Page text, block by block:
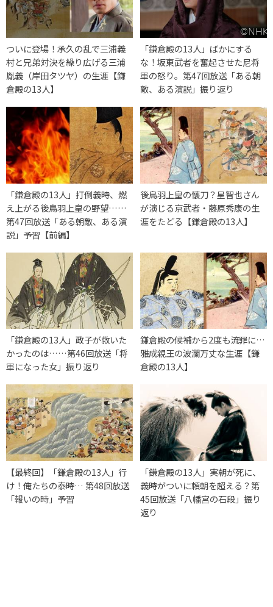
ついに登場！承久の乱で三浦義
村と兄弟対決を繰り広げる三浦
胤義（岸田タツヤ）の生涯【鎌
倉殿の13人】
「鎌倉殿の13人」ばかにする
な！坂東武者を奮起させた尼将
軍の怒り。第47回放送「ある朝
敵、ある演説」振り返り
「鎌倉殿の13人」打倒義時、燃
え上がる後鳥羽上皇の野望……
第47回放送「ある朝敵、ある演
説」予習【前編】
後鳥羽上皇の懐刀？星智也さん
が演じる京武者・藤原秀康の生
涯をたどる【鎌倉殿の13人】
「鎌倉殿の13人」政子が救いた
かったのは……第46回放送「将
軍になった女」振り返り
鎌倉殿の候補から2度も流罪に…
雅成親王の波瀾万丈な生涯【鎌
倉殿の13人】
【最終回】「鎌倉殿の13人」行
け！俺たちの泰時… 第48回放送
「報いの時」予習
「鎌倉殿の13人」実朝が死に、
義時がついに頼朝を超える？第
45回放送「八幡宮の石段」振り
返り